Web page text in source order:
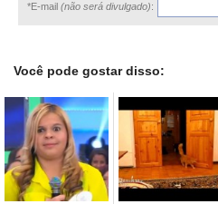
*E-mail (não será divulgado):
Você pode gostar disso: